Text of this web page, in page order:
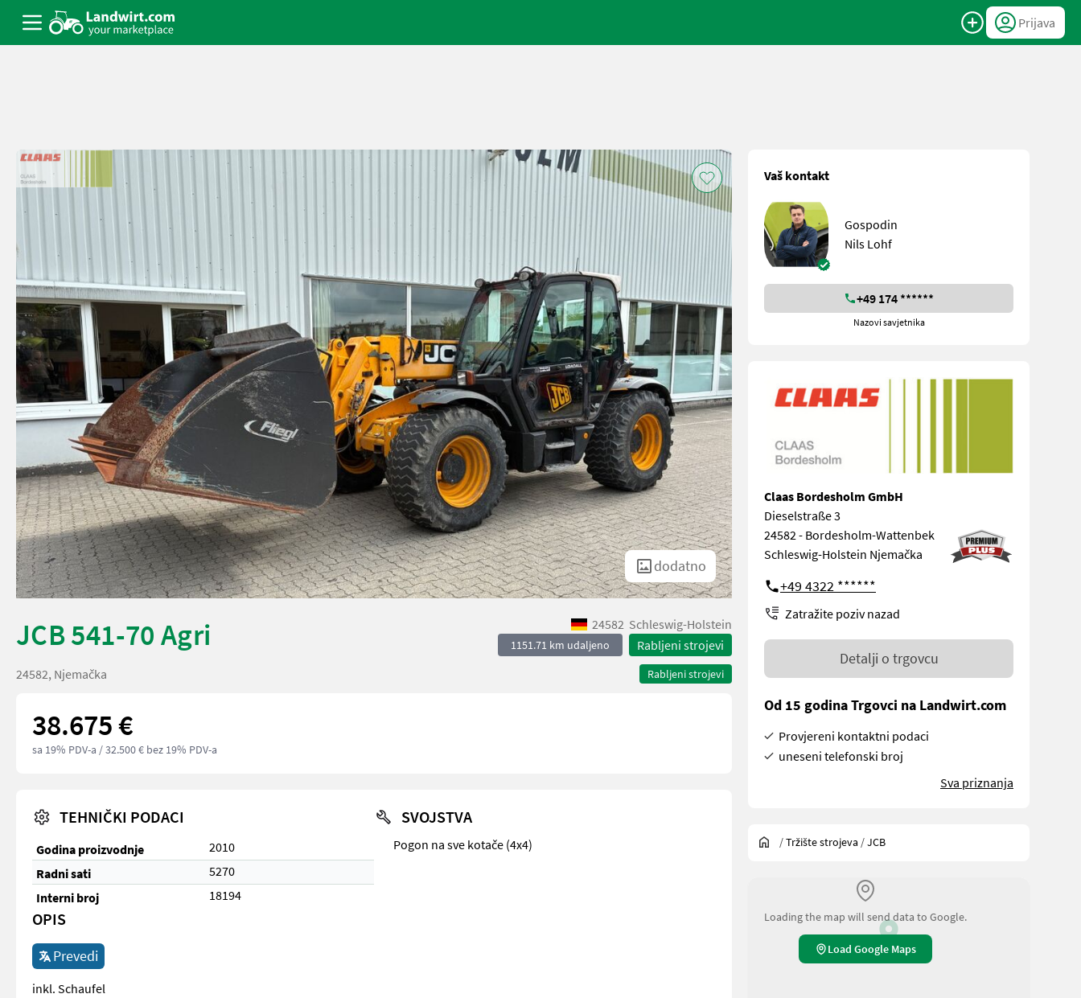
Prijava
dodatno
JCB 541-70 Agri 24582 Schleswig-Holstein
1151.71 km udaljeno Rabljeni strojevi
Rabljeni strojevi
24582, Njemačka
38.675 €
sa 19% PDV-a / 32.500 € bez 19% PDV-a
TEHNIČKI PODACI
Godina proizvodnje
2010
Radni sati
5270
Interni broj
18194
SVOJSTVA
Pogon na sve kotače (4x4)
OPIS
Prevedi
inkl. Schaufel
Vaš kontakt
Gospodin
Nils Lohf
+49 174 ******
Nazovi savjetnika
Claas Bordesholm GmbH
Dieselstraße 3
24582 - Bordesholm-Wattenbek
Schleswig-Holstein Njemačka
+49 4322 ******
Zatražite poziv nazad
Detalji o trgovcu
Od 15 godina Trgovci na Landwirt.com
Provjereni kontaktni podaci
uneseni telefonski broj
Sva priznanja
/Tržište strojeva /JCB
Loading the map will send data to Google.
Load Google Maps